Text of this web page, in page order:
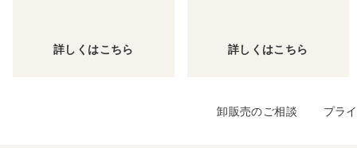
詳しくはこちら 詳しくはこちら
卸販売のご相談 プラ